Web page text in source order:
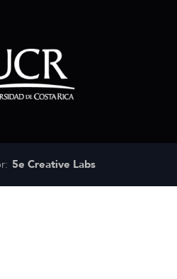
5e Creative Labs